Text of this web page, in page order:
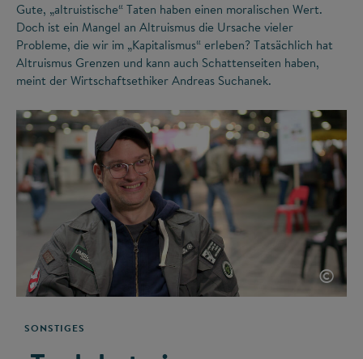
Gute, „altruistische“ Taten haben einen moralischen Wert.
Doch ist ein Mangel an Altruismus die Ursache vieler
Probleme, die wir im „Kapitalismus“ erleben? Tatsächlich hat
Altruismus Grenzen und kann auch Schattenseiten haben,
meint der Wirtschaftsethiker Andreas Suchanek.
©
SONSTIGES